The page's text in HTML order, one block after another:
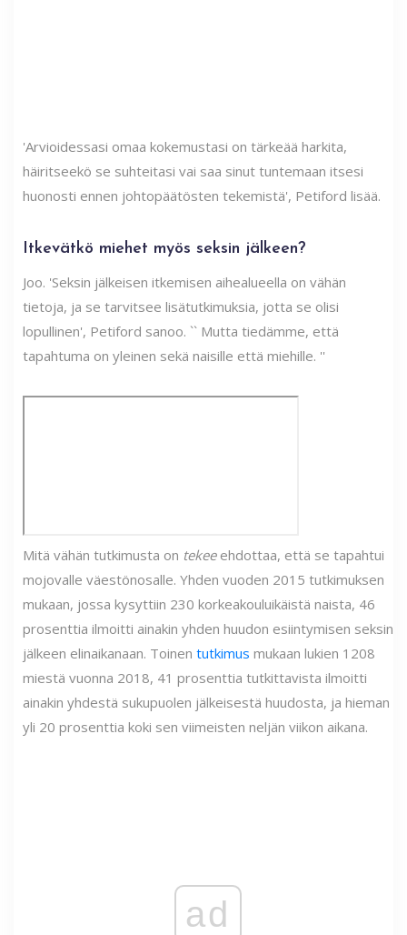
'Arvioidessasi omaa kokemustasi on tärkeää harkita,
häiritseekö se suhteitasi vai saa sinut tuntemaan itsesi
huonosti ennen johtopäätösten tekemistä', Petiford lisää.
Itkevätkö miehet myös seksin jälkeen?
Joo. 'Seksin jälkeisen itkemisen aihealueella on vähän
tietoja, ja se tarvitsee lisätutkimuksia, jotta se olisi
lopullinen', Petiford sanoo. `` Mutta tiedämme, että
tapahtuma on yleinen sekä naisille että miehille. ''
Mitä vähän tutkimusta on tekeeehdottaa, että se tapahtui
mojovalle väestönosalle. Yhden vuoden 2015 tutkimuksen
mukaan, jossa kysyttiin 230 korkeakouluikäistä naista, 46
prosenttia ilmoitti ainakin yhden huudon esiintymisen seksin
jälkeen elinaikanaan. Toinen tutkimus mukaan lukien 1208
miestä vuonna 2018, 41 prosenttia tutkittavista ilmoitti
ainakin yhdestä sukupuolen jälkeisestä huudosta, ja hieman
yli 20 prosenttia koki sen viimeisten neljän viikon aikana.
ad